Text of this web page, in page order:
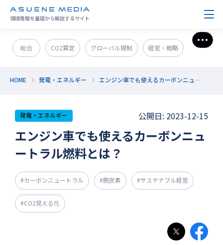
環境情報を基礎から解説するサイト
総合 CO2算定 グローバル規制 経営・戦略
CO2削減 GX人材・スキル その他
さら
HOME 発電・エネルギー エンジン車でも使えるカーボンニュートラル燃料とは？
発電・エネルギー 公開日: 2023-12-15
エンジン車でも使えるカーボンニュ
ートラル燃料とは？
#カーボンニュートラル #脱炭素 #サステナブル経営
#CO2見える化